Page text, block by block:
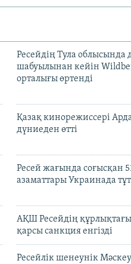
Ресейдің Тула облысында
шабуылынан кейін
орталығы өртенді
Қазақ кинорежиссері
дүниеден өтті
Ресей жағында соғысқан
азаматтары Украинада
АҚШ Ресейдің құрлықтағы
қарсы санкция енгізді
Ресейлік шенеунік